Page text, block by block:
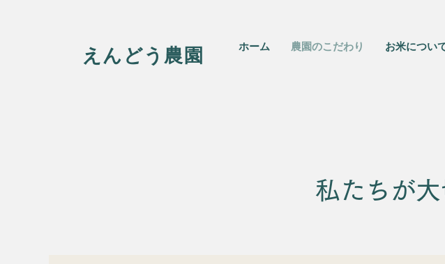
えんどう農園 ホーム 農園のこだわり お米につい
私たちが